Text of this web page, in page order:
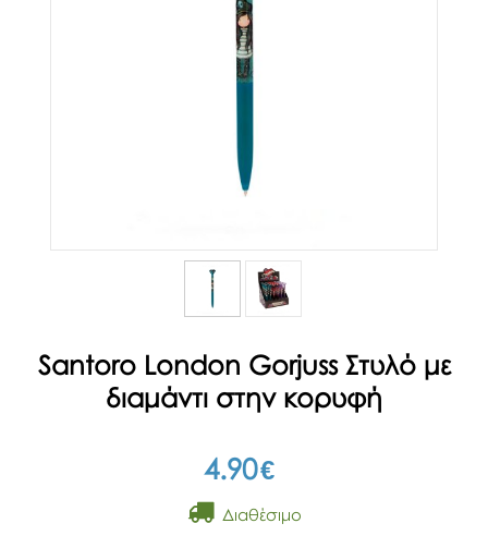
Santoro London Gorjuss Στυλό με
διαμάντι στην κορυφή
4.90€
Διαθέσιμο